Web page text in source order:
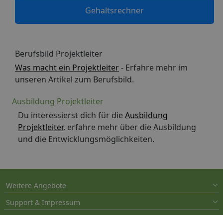
Gehaltsrechner
Berufsbild Projektleiter
Was macht ein Projektleiter- Erfahre mehr im
unseren Artikel zum Berufsbild.
Ausbildung Projektleiter
Du interessierst dich für die Ausbildung
Projektleiter, erfahre mehr über die Ausbildung
und die Entwicklungsmöglichkeiten.
Weitere Angebote
Support & Impressum